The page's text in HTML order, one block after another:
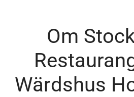
Om
Wärdshus